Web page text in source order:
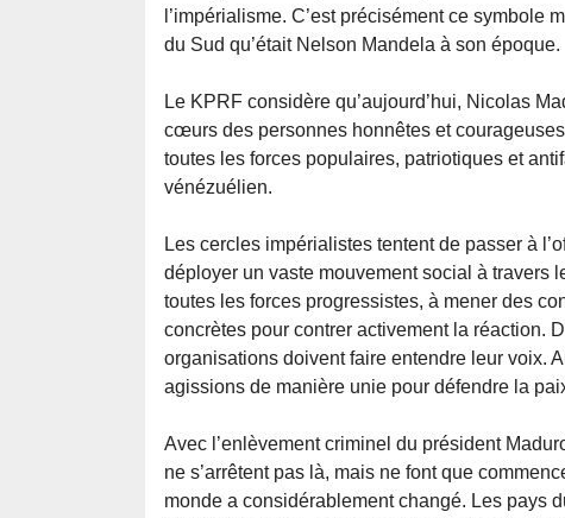
l’impérialisme. C’est précisément ce symbole
du Sud qu’était Nelson Mandela à son époque.
Le KPRF considère qu’aujourd’hui, Nicolas
cœurs des personnes honnêtes et
toutes les forces populaires, patriotiques et
vénézuélien.
Les cercles impérialistes tentent de passer à
déployer un vaste mouvement social à travers
toutes les forces progressistes, à mener des
concrètes pour contrer activement la réaction.
organisations doivent faire entendre leur voix.
agissions de manière unie pour défendre la
Avec l’enlèvement criminel du président
ne s’arrêtent pas là, mais ne font que
monde a considérablement changé. Les pays